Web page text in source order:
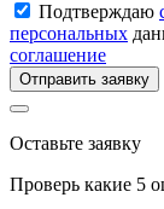
Подтверждаю
персональных
соглашение
Отправить заявку
Оставьте заявку
Проверь какие 5